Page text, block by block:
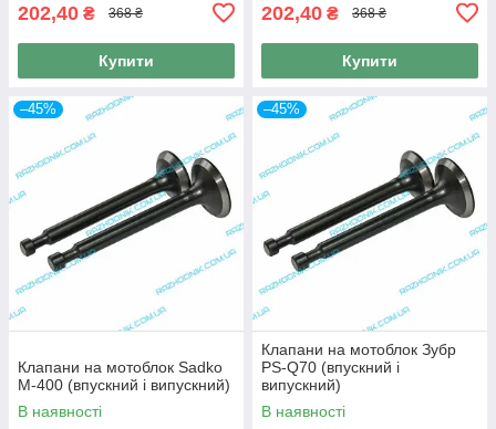
202,40 ₴ 368 ₴
Купити
202,40 ₴ 368 ₴
Купити
–45%
Клапани на мотоблок Sadko
M-400 (впускний і випускний)
В наявності
–45%
Клапани на мотоблок Зубр
PS-Q70 (впускний і
випускний)
В наявності